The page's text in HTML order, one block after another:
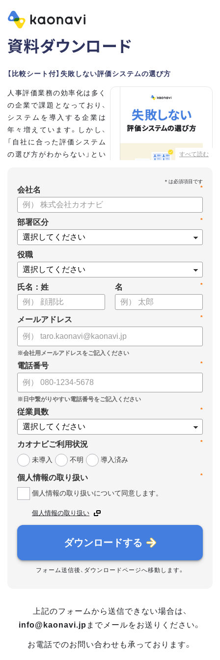
資料ダウンロード
【比較シート付】失敗しない評価システムの選び方
すべて読む
人事評価業務の効率化は多く
の企業で課題となっており、
システムを導入する企業は
年々増えています。しかし、
「自社に合った評価システム
の選び方がわからない」とい
こちらの資料では、
・人事評価システムが必要な企業の特徴
・導入検討に必要な3つの視点
・7つの選定ポイント
についてまとめましたので、ぜひお役立てください。
*
会社名
*
部署区分
役職
氏名：姓 *
名
*
メールアドレス
*
電話番号
*
従業員数
*
カオナビご利用状況
未導入
不明 導入済み
*
個人情報の取り扱い
個人情報の取り扱いについて同意します。
個人情報の取り扱い
ダウンロードする
フォーム送信後、ダウンロードページへ移動します。
上記のフォームから送信できない場合は、
info@kaonavi.jp までメールをお送りください。
お電話でのお問い合わせも承っております。